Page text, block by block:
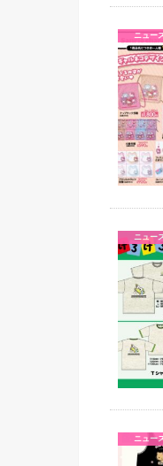
ニュー
ニュー
ニュー